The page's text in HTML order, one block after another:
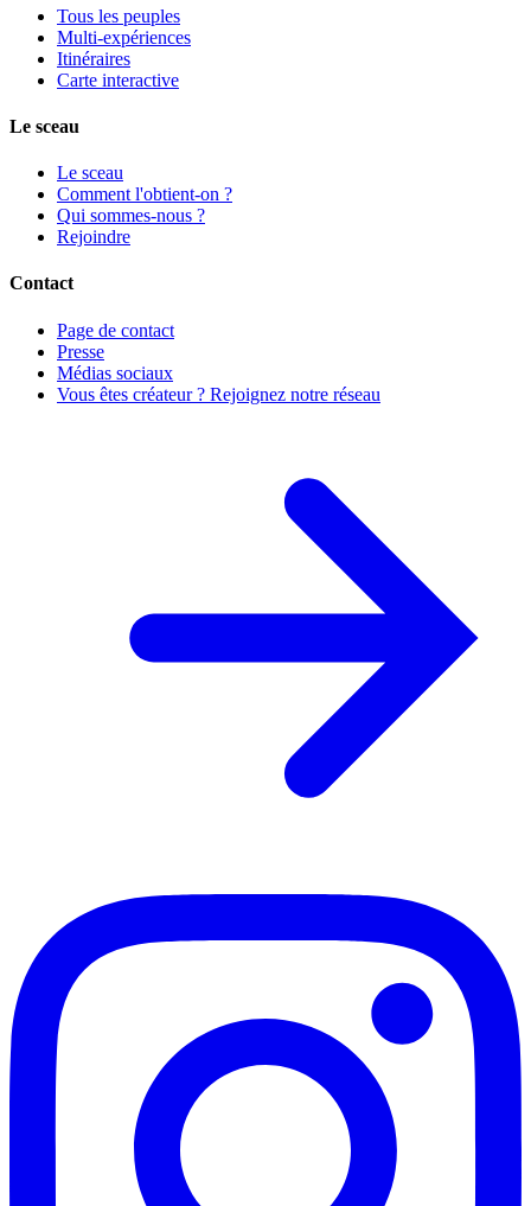
Tous les peuples
Multi-expériences
Itinéraires
Carte interactive
Le sceau
Le sceau
Comment l'obtient-on ?
Qui sommes-nous ?
Rejoindre
Contact
Page de contact
Presse
Médias sociaux
Vous êtes créateur ? Rejoignez notre réseau